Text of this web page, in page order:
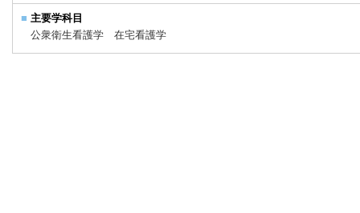
■ 主要学科目
公衆衛生看護学 在宅看護学